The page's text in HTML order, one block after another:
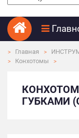
Главная
Конхотомы
ГУБКАМИ